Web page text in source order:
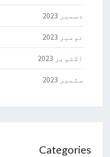
دسمبر 2023
نومبر 2023
اکتوبر 2023
ستمبر 2023
Categories